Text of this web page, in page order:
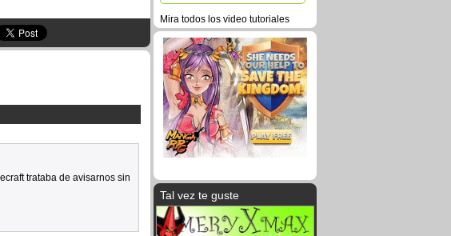
trataba de avisarnos sin
Mira todos los video tutoriales
Tal vez te guste